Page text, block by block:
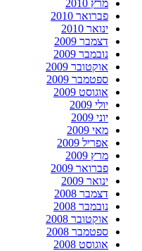
מרץ 2010
פברואר 2010
ינואר 2010
דצמבר 2009
נובמבר 2009
אוקטובר 2009
ספטמבר 2009
אוגוסט 2009
יולי 2009
יוני 2009
מאי 2009
אפריל 2009
מרץ 2009
פברואר 2009
ינואר 2009
דצמבר 2008
נובמבר 2008
אוקטובר 2008
ספטמבר 2008
אוגוסט 2008